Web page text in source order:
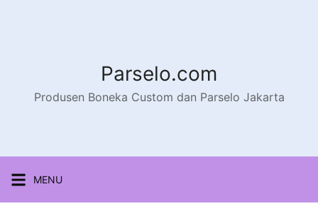
Parselo.com
Produsen Boneka Custom dan Parselo Jakarta
MENU